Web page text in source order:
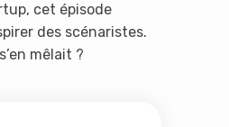
cet épisode
des scénaristes.
mêlait ?